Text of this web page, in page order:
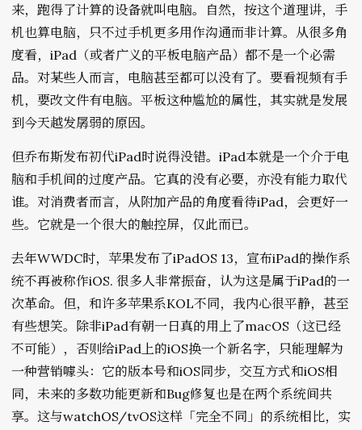
来，跑得了计算的设备就叫电脑。自然，按这个道理讲，手
机也算电脑，只不过手机更多用作沟通而非计算。从很多角
度看，iPad（或者广义的平板电脑产品）都不是一个必需
品。对某些人而言，电脑甚至都可以没有了。要看视频有手
机，要改文件有电脑。平板这种尴尬的属性，其实就是发展
到今天越发孱弱的原因。
但乔布斯发布初代iPad时说得没错。iPad本就是一个介于电
脑和手机间的过度产品。它真的没有必要，亦没有能力取代
谁。对消费者而言，从附加产品的角度看待iPad，会更好一
些。它就是一个很大的触控屏，仅此而已。
去年WWDC时，苹果发布了iPadOS 13，宣布iPad的操作系
统不再被称作iOS. 很多人非常振奋，认为这是属于iPad的一
次革命。但，和许多苹果系KOL不同，我内心很平静，甚至
有些想笑。除非iPad有朝一日真的用上了macOS（这已经
不可能），否则给iPad上的iOS换一个新名字，只能理解为
一种营销噱头：它的版本号和iOS同步，交互方式和iOS相
同，未来的多数功能更新和Bug修复也是在两个系统间共
享。这与watchOS/tvOS这样「完全不同」的系统相比，实